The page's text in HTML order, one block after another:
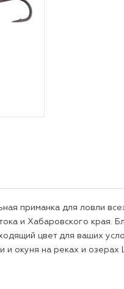
приманка для ловли
и Хабаровского
цвет для ваших
окуня на реках и озерах